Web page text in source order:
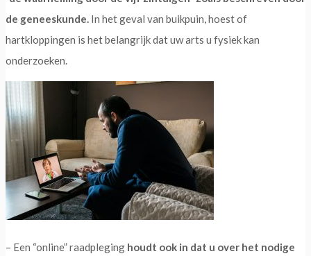
de geneeskunde. In het geval van buikpuin, hoest of
hartkloppingen is het belangrijk dat uw arts u fysiek kan
onderzoeken.
– Een “online” raadpleging houdt ook in dat u over het nodige